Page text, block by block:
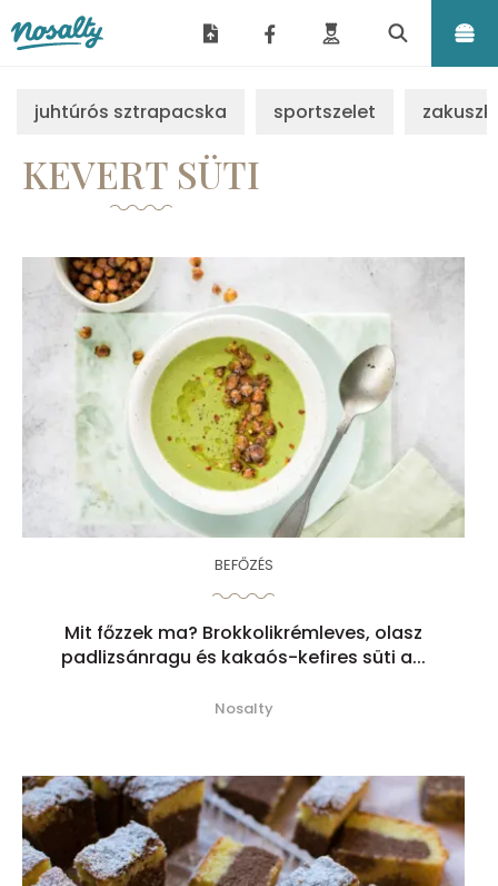
juhtúrós sztrapacska sportszelet
KEVERT SÜTI
BEFŐZÉS
Mit főzzek ma? Brokkolikrémleves, olasz
padlizsánragu és kakaós-kefires süti a...
Nosalty